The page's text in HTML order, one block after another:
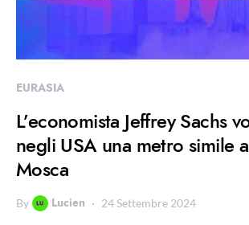
EURASIA
L’economista Jeffrey Sachs
negli USA una metro simile
Mosca
By Lucien 24 Settembre 2024